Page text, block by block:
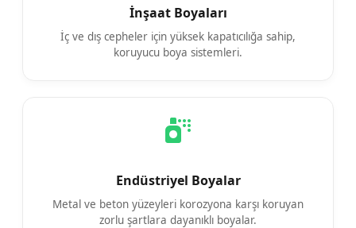
İnşaat Boyaları
İç ve dış cepheler için yüksek kapatıcılığa sahip,
koruyucu boya sistemleri.
Endüstriyel Boyalar
Metal ve beton yüzeyleri korozyona karşı koruyan
zorlu şartlara dayanıklı boyalar.